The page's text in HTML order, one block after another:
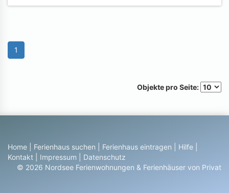
1
Objekte pro Seite:
Home Ferienhaus suchen Ferienhaus eintragen Hilfe
Kontakt
Impressum
Datenschutz
© 2026 Nordsee Ferienwohnungen & Ferienhäuser von Privat